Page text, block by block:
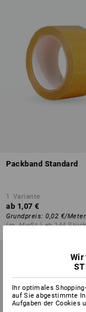
Packband Standard
1 Variante
ab 1,07 €
Grundpreis: 0,02 €/Meter
(m. MwSt.) ab 144
Wir
Ihr optimales
auf Sie abgestimmte
Aufgaben der Cookies